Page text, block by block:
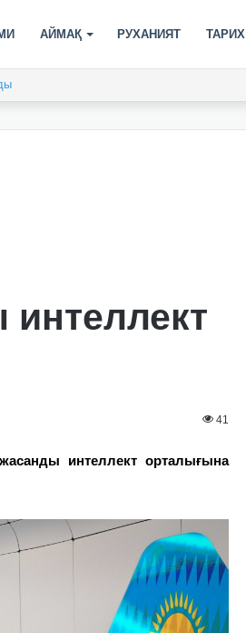
АЙМАҚ РУХАНИЯТ ТАРИХ
41
интеллект орталығына